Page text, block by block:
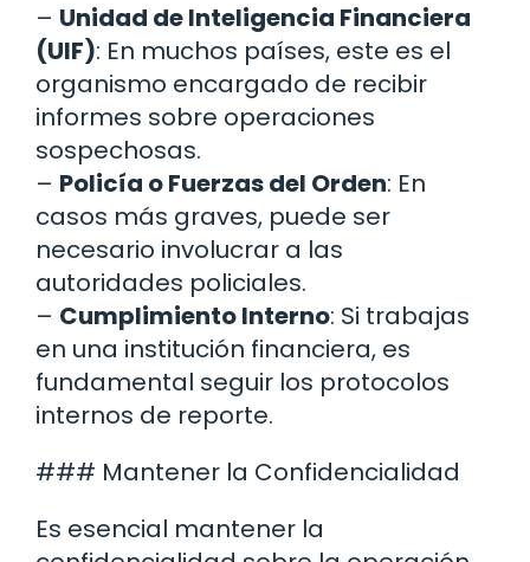
– Unidad de Inteligencia Financiera
(UIF): En muchos países, este es el
organismo encargado de recibir
informes sobre operaciones
sospechosas.
– Policía o Fuerzas del Orden: En
casos más graves, puede ser
necesario involucrar a las
autoridades policiales.
– Cumplimiento Interno: Si trabajas
en una institución financiera, es
fundamental seguir los protocolos
internos de reporte.
### Mantener la Confidencialidad
Es esencial mantener la